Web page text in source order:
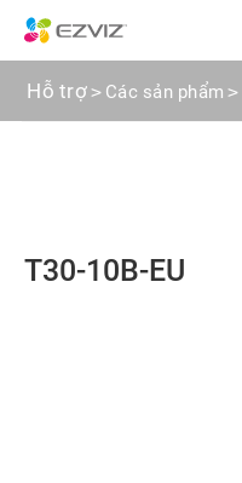
Hỗ trợ> Các sản phẩm >
T30-10B-EU